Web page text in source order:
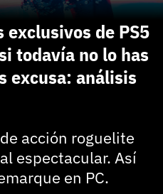
exclusivos de PS5
todavía no lo has
excusa: análisis
acción roguelite
espectacular. Así
en PC.
gratis
con Facebook ya no está
seguir usando tu cuenta
con Facebook
no mayúsculas, espacios, tildes
la
politica de privacidad y
3DJuegos
con Google